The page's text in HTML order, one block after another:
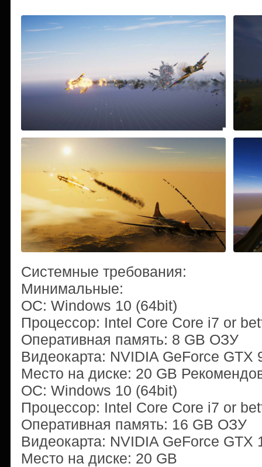
Системные требования:
Минимальные:
ОС: Windows 10 (64bit)
Процессор: Intel Core Core i7 or
Оперативная память: 8 GB ОЗУ
Видеокарта: NVIDIA GeForce GTX
Место на диске: 20 GB
ОС: Windows 10 (64bit)
Процессор: Intel Core Core i7 or
Оперативная память: 16 GB ОЗУ
Видеокарта: NVIDIA GeForce GTX
Место на диске: 20 GB